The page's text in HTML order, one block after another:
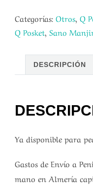
Categorías: Otros, Q
Q Posket, Sano
DESCRIPCIÓN
Ya disponible para
Gastos de Envío a
mano en Almería